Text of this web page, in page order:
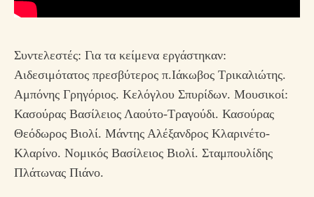
Συντελεστές: Για τα κείμενα εργάστηκαν:
Αιδεσιμότατος πρεσβύτερος π.Ιάκωβος Τρικαλιώτης.
Αμπόνης Γρηγόριος. Κελόγλου Σπυρίδων. Μουσικοί:
Κασούρας Βασίλειος Λαούτο-Τραγούδι. Κασούρας
Θεόδωρος Βιολί. Μάντης Αλέξανδρος Κλαρινέτο-
Κλαρίνο. Νομικός Βασίλειος Βιολί. Σταμπουλίδης
Πλάτωνας Πιάνο.